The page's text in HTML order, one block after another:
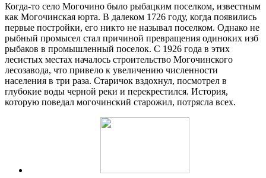
Когда-то село Могочино было рыбацким поселком, известным
как Могочинская юрта. В далеком 1726 году, когда появились
первые постройки, его никто не называл поселком. Однако не
рыбный промысел стал причиной превращения одиноких изб
рыбаков в промышленный поселок. С 1926 года в этих
лесистых местах началось строительство Могочинского
лесозавода, что привело к увеличению численности
населения в три раза. Старичок вздохнул, посмотрел в
глубокие воды черной реки и перекрестился. История,
которую поведал могочинский старожил, потрясла всех.